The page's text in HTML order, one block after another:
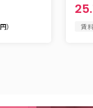
円） 賃